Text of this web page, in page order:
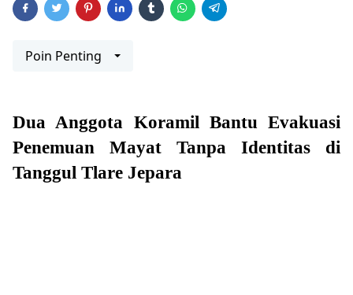
Poin Penting
Dua Anggota Koramil Bantu Evakuasi
Penemuan Mayat Tanpa Identitas di
Tanggul Tlare Jepara